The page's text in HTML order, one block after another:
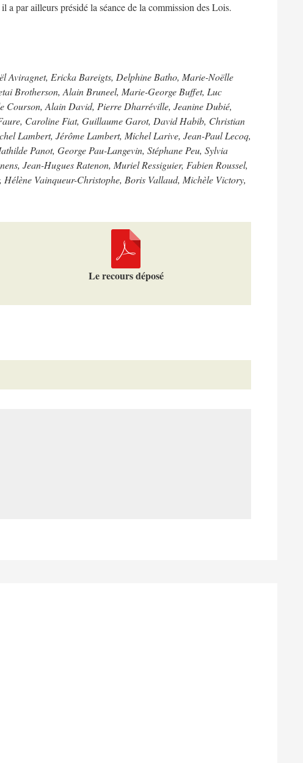
a par ailleurs présidé la séance de la commission des Lois.
Aviragnet, Ericka Bareigts, Delphine Batho, Marie-Noëlle
Brotherson, Alain Bruneel, Marie-George Buffet, Luc
Courson, Alain David, Pierre Dharréville, Jeanine Dubié,
Caroline Fiat, Guillaume Garot, David Habib, Christian
Lambert, Jérôme Lambert, Michel Larive, Jean-Paul Lecoq,
Panot, George Pau-Langevin, Stéphane Peu, Sylvia
Jean-Hugues Ratenon, Muriel Ressiguier, Fabien Roussel,
Vainqueur-Christophe, Boris Vallaud, Michèle Victory,
Le recours déposé